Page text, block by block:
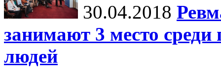
30.04.2018
занимают 3 место
людей